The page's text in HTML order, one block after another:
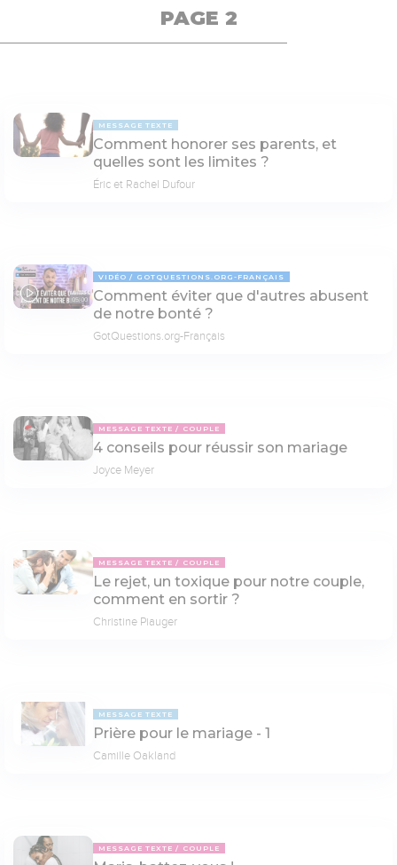
PAGE 2
MESSAGE TEXTE
Comment honorer ses parents, et
quelles sont les limites ?
Éric et Rachel Dufour
05:00
VIDÉO GOTQUESTIONS.ORG-FRANÇAIS
Comment éviter que d'autres abusent
de notre bonté ?
GotQuestions.org-Français
MESSAGE TEXTE COUPLE
4 conseils pour réussir son mariage
Joyce Meyer
MESSAGE TEXTE COUPLE
Le rejet, un toxique pour notre couple,
comment en sortir ?
Christine Piauger
MESSAGE TEXTE
Prière pour le mariage - 1
Camille Oakland
MESSAGE TEXTE COUPLE